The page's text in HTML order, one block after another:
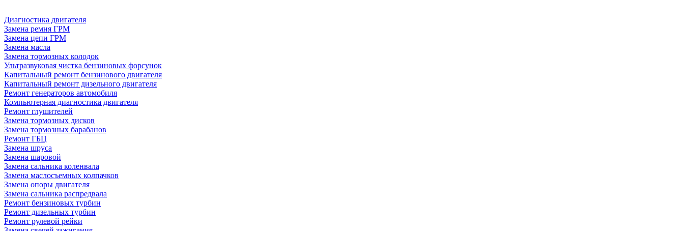
Диагностика двигателя
Замена ремня ГРМ
Замена цепи ГРМ
Замена масла
Замена тормозных колодок
Ультразвуковая чистка бензиновых форсунок
Капитальный ремонт бензинового двигателя
Капитальный ремонт дизельного двигателя
Ремонт генераторов автомобиля
Компьютерная диагностика двигателя
Ремонт глушителей
Замена тормозных дисков
Замена тормозных барабанов
Ремонт ГБЦ
Замена шруса
Замена шаровой
Замена сальника коленвала
Замена маслосъемных колпачков
Замена опоры двигателя
Замена сальника распредвала
Ремонт бензиновых турбин
Ремонт дизельных турбин
Ремонт рулевой рейки